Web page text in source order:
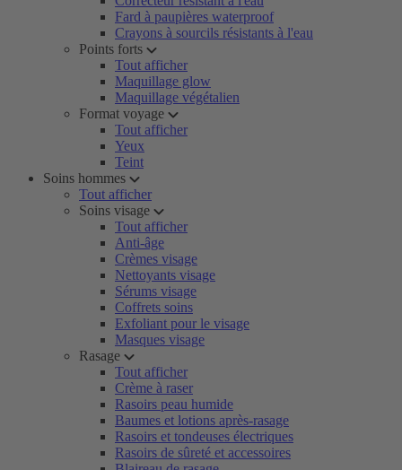
Fard à paupières waterproof
Crayons à sourcils résistants à l'eau
Points forts
Tout afficher
Maquillage glow
Maquillage végétalien
Format voyage
Tout afficher
Yeux
Teint
Soins hommes
Tout afficher
Soins visage
Tout afficher
Anti-âge
Crèmes visage
Nettoyants visage
Sérums visage
Coffrets soins
Exfoliant pour le visage
Masques visage
Rasage
Tout afficher
Crème à raser
Rasoirs peau humide
Baumes et lotions après-rasage
Rasoirs et tondeuses électriques
Rasoirs de sûreté et accessoires